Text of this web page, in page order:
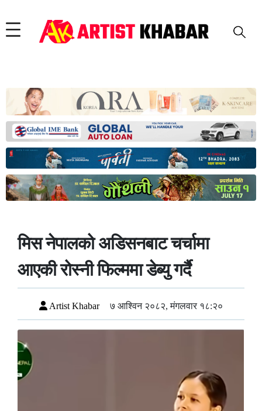
मिस नेपालको अडिसनबाट चर्चामा
आएकी रोस्नी फिल्ममा डेब्यु गर्दै
Artist Khabar ७ आश्विन २०८२, मंगलवार १८:२०